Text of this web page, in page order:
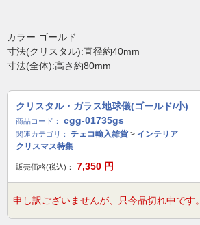
カラー:ゴールド
寸法(クリスタル):直径約40mm
寸法(全体):高さ約80mm
クリスタル・ガラス地球儀(ゴールド/小)
商品コード： cgg-01735gs
関連カテゴリ： チェコ輸入雑貨> インテリア
クリスマス特集
販売価格(税込)： 7,350 円
申し訳ございませんが、只今品切れ中です。